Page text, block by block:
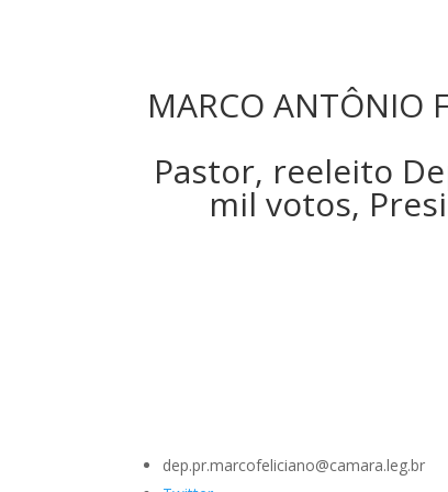
MARCO ANTÔNIO
Pastor, reeleito
mil votos,
dep.pr.marcofeliciano@camara.leg.br